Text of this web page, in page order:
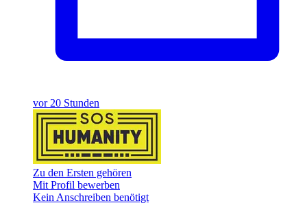
vor 20 Stunden
Zu den Ersten gehören
Mit Profil bewerben
Kein Anschreiben benötigt